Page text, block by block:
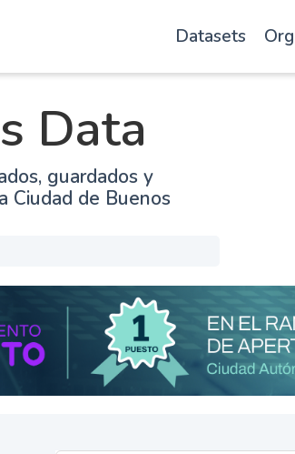
Datasets
Data
guardados y
Ciudad de Buenos